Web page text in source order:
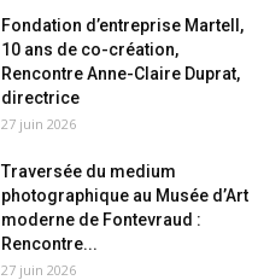
Fondation d’entreprise Martell,
10 ans de co-création,
Rencontre Anne-Claire Duprat,
directrice
27 juin 2026
Traversée du medium
photographique au Musée d’Art
moderne de Fontevraud :
Rencontre...
27 juin 2026